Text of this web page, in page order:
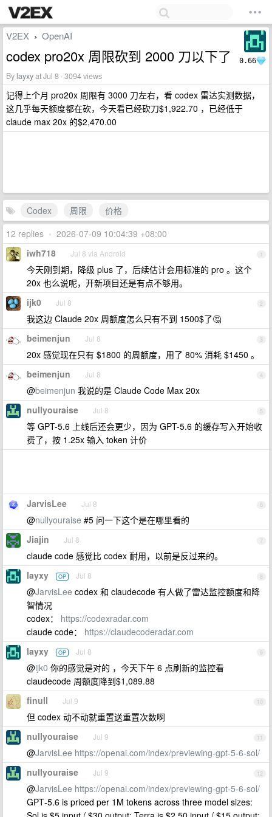
0.66
V2EX › OpenAI
codex pro20x 周限砍到 2000 刀以下了
By layxyat Jul 8 · 3094 views
记得上个月 pro20x 周限有 3000 刀左右，看 codex 雷达实测数据，
这几乎每天额度都在砍，今天看已经砍刀$1,922.70 ，已经低于
claude max 20x 的$2,470.00
Codex 周限
价格
12 replies • 2026-07-09 10:04:39 +08:00
1
iwh718 Jul 8 via Android
今天刚到期，降级 plus 了，后续估计会用标准的 pro 。这个
20x 也么说呢，开新项目还是有点不够用。
2
ijk0 Jul 8
我这边 Claude 20x 周额度怎么只有不到 1500$了🤔
3
beimenjun Jul 8
20x 感觉现在只有 $1800 的周额度，用了 80% 消耗 $1450 。
4
beimenjun Jul 8
@beimenjun 我说的是 Claude Code Max 20x
5
nullyouraise Jul 8
等 GPT-5.6 上线后还会更少，因为 GPT-5.6 的缓存写入开始收
费了，按 1.25x 输入 token 计价
6
JarvisLee Jul 8
@nullyouraise #5 问一下这个是在哪里看的
7
Jiajin Jul 8
claude code 感觉比 codex 耐用，以前是反过来的。
8
layxy OP Jul 8
@JarvisLee codex 和 claudecode 有人做了雷达监控额度和降
智情况
codex： https://codexradar.com
claude code： https://claudecoderadar.com
9
layxy OP Jul 8
@ijk0 你的感觉是对的 ，今天下午 6 点刷新的监控看
claudecode 周额度降到$1,089.88
10
finull Jul 9
但 codex 动不动就重置送重置次数啊
11
nullyouraise Jul 9
@JarvisLee https://openai.com/index/previewing-gpt-5-6-sol/
12
nullyouraise Jul 9
@JarvisLee https://openai.com/index/previewing-gpt-5-6-sol/
GPT‑5.6 is priced per 1M tokens across three model sizes: